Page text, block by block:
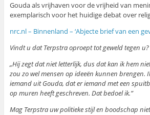
Gouda als vrijhaven voor de vrijheid van
exemplarisch voor het huidige debat over
nrc.nl – Binnenland – ‘Abjecte brief van een
Vindt u dat Terpstra oproept tot geweld tegen u?
„Hij zegt dat niet letterlijk, dus dat kan ik hem
zou zo wel mensen op ideeën kunnen brengen.
iemand uit Gouda, dat er iemand met een
op muren heeft geschreven. Dat bedoel ik.”
Mag Terpstra uw politieke stijl en boodschap